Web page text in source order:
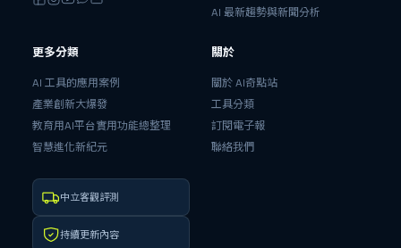
AI 最新趨勢與新聞分析
更多分類
AI 工具的應用案例
產業創新大爆發
教育用AI平台實用功能總整理
智慧進化新紀元
關於
關於 AI奇點站
工具分類
訂閱電子報
聯絡我們
中立客觀評測
持續更新內容